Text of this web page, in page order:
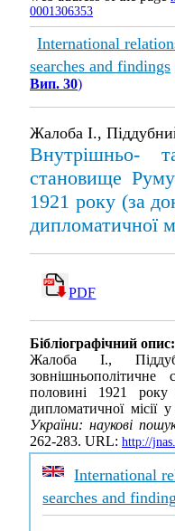
0001306353
International
searches and findings
Вип. 30)
Жалоба І.,
Внутрішньо-
становище
1921 року (за
дипломатичної
PDF
Бібліографічний опис:
Жалоба І.,
половині 1921 року
дипломатичної місії
України: наукові
262-283. URL: http://
International
searches and